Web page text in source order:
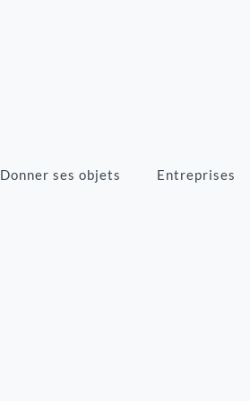
Donner ses objets Entreprises